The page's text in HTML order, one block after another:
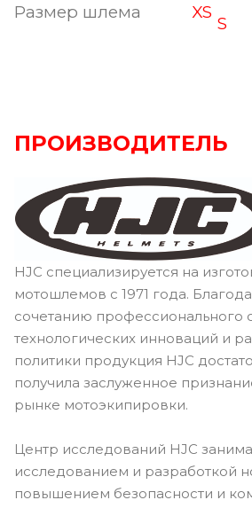
Размер шлема XS
S
ПРОИЗВОДИТЕЛЬ
HJC специализируется на
мотошлемов с 1971 года.
сочетанию профессионального
технологических инноваций и
политики продукция HJC
получила заслуженное
рынке мотоэкипировки.
Центр исследований HJC
исследованием и разработкой
повышением безопасности и